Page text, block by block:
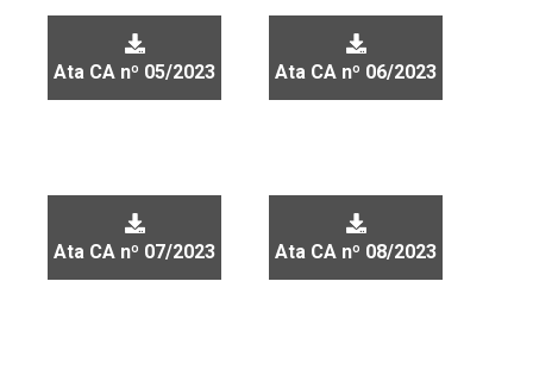
Ata CA nº 05/2023 Ata CA nº 06/2023
Ata CA nº 07/2023 Ata CA nº 08/2023